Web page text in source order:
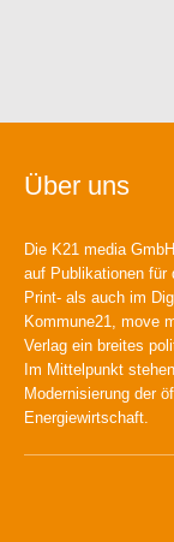
Über uns
Die K21 media
auf Publikationen für
Print- als auch im
Kommune21, move
Verlag ein breites
Im Mittelpunkt
Modernisierung der
Energiewirtschaft.